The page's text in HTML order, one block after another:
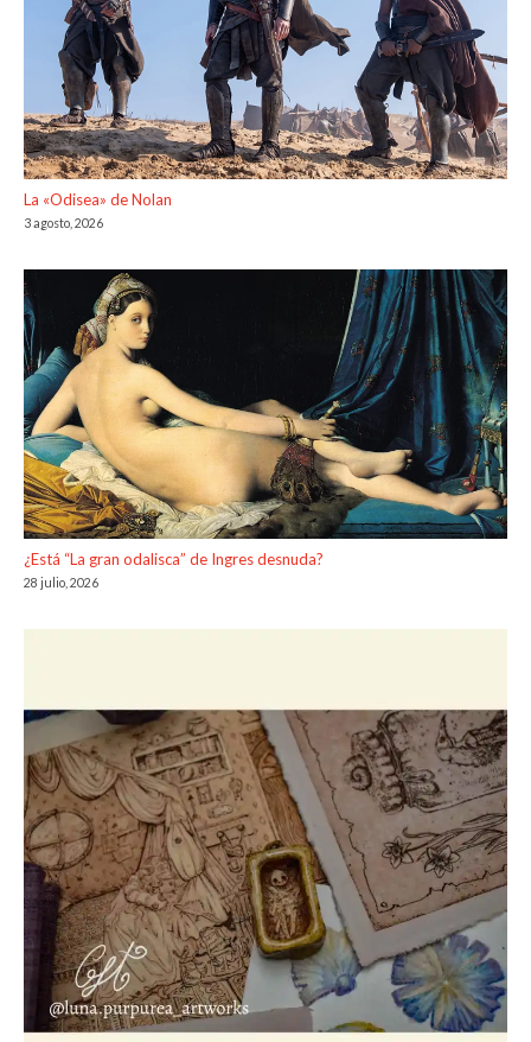
La «Odisea» de Nolan
3 agosto, 2026
¿Está “La gran odalisca” de Ingres desnuda?
28 julio, 2026